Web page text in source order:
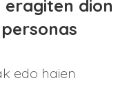
dion
edo haien